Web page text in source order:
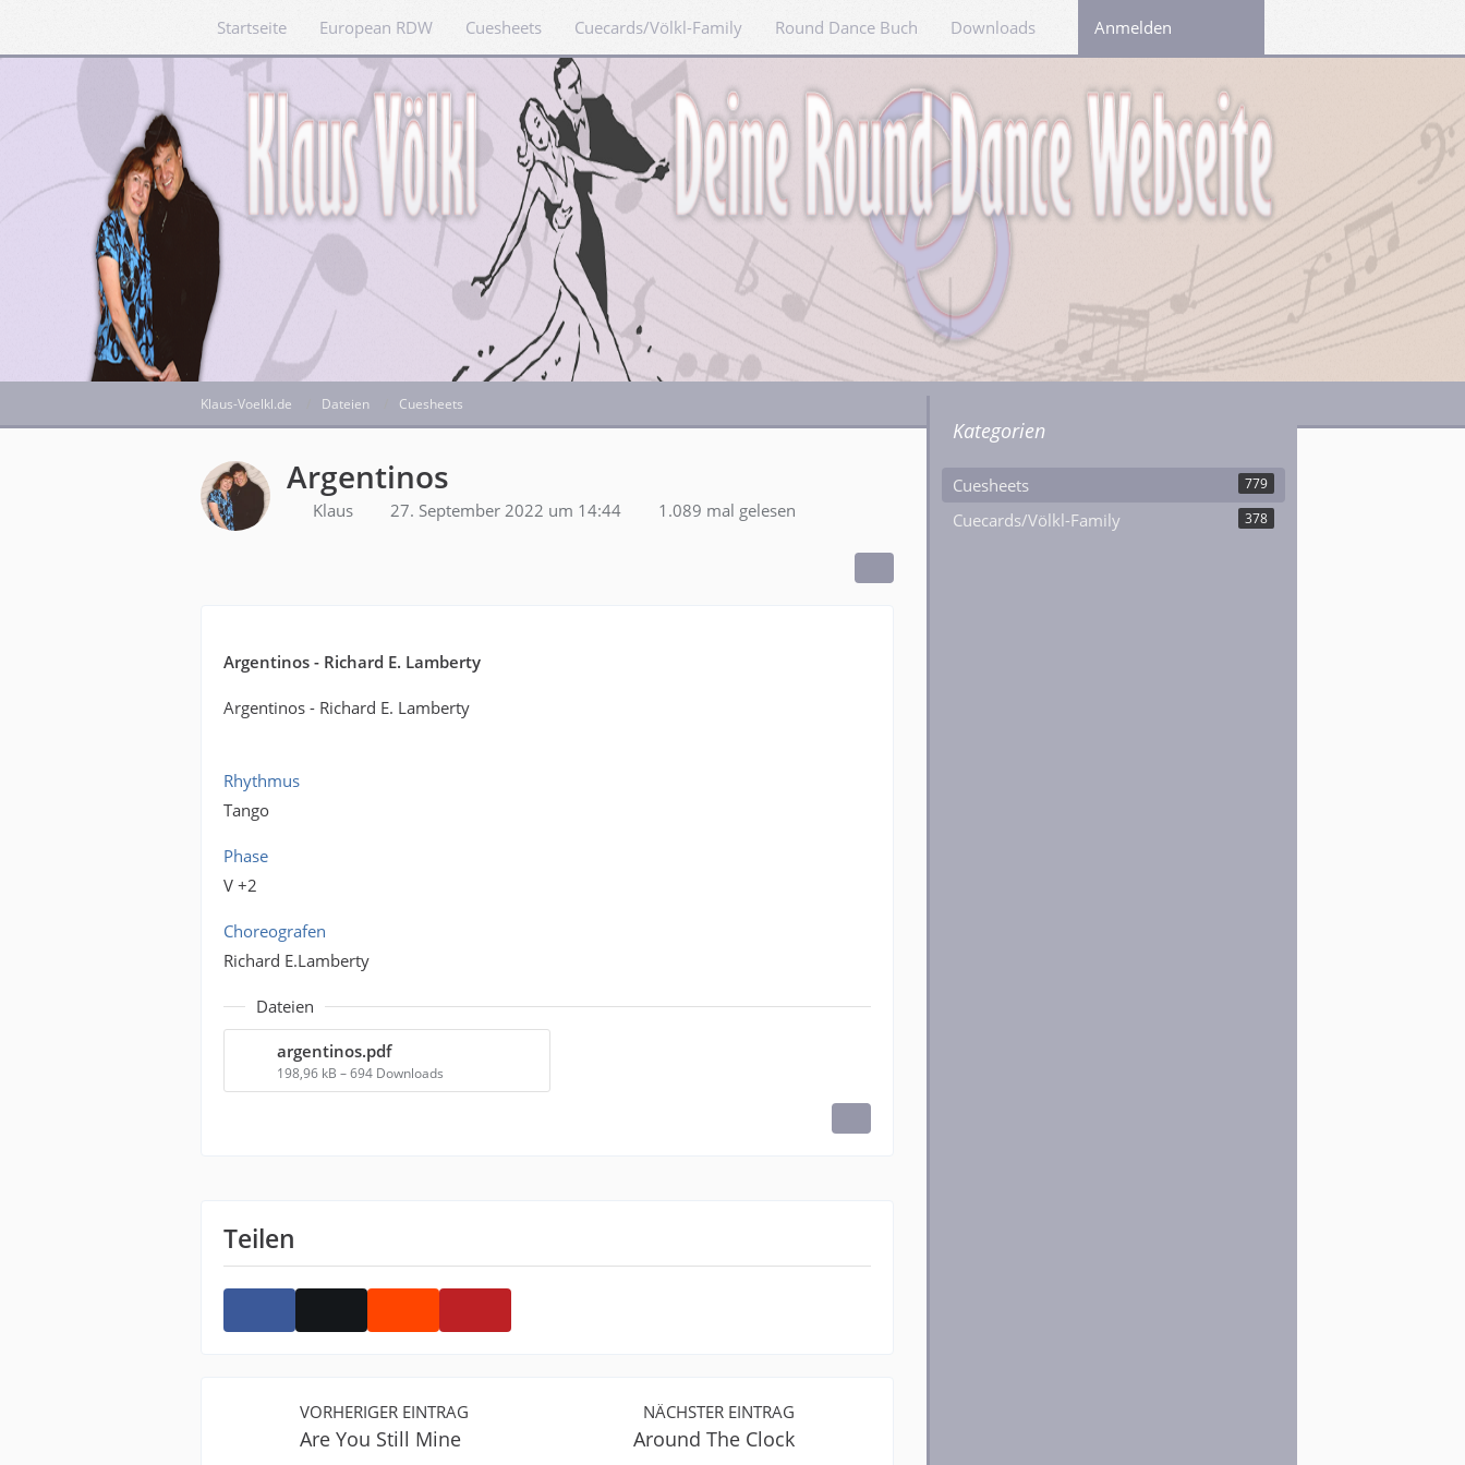
Startseite European RDW Cuesheets Cuecards/Völkl-Family Round Dance Buch Downloads LinksAnmelden
Klaus-Voelkl.de Dateien Cuesheets
Argentinos
Klaus 27. September 2022 um 14:44 1.089 mal gelesen
Argentinos - Richard E. Lamberty
Argentinos - Richard E. Lamberty
Rhythmus
Tango
Phase
V +2
Choreografen
Richard E.Lamberty
Dateien
argentinos.pdf
198,96 kB – 694 Downloads
Teilen
VORHERIGER EINTRAG
Are You Still Mine
NÄCHSTER EINTRAG
Around The Clock
Kategorien
Cuesheets 779
Cuecards/Völkl-Family 378